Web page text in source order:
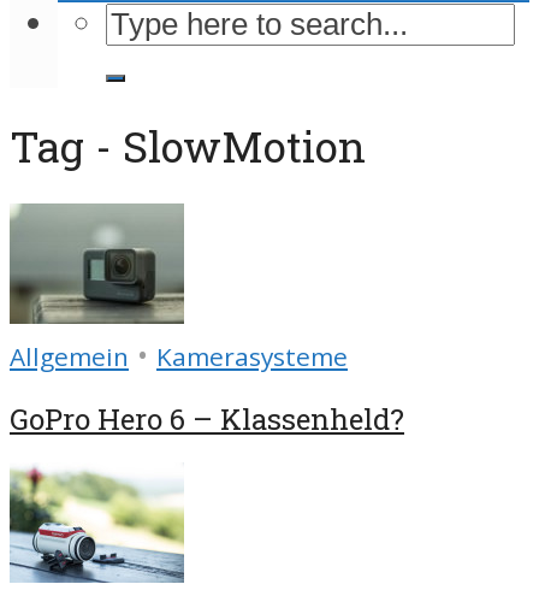
Tag - SlowMotion
Allgemein • Kamerasysteme
GoPro Hero 6 – Klassenheld?